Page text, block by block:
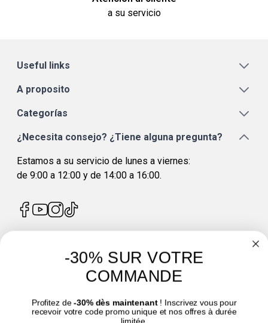
a su servicio
Useful links
A proposito
Categorías
¿Necesita consejo? ¿Tiene alguna pregunta?
Estamos a su servicio de lunes a viernes:
de 9:00 a 12:00 y de 14:00 a 16:00.
4.7/5
-30% SUR VOTRE
COMMANDE
Profitez de -30% dès maintenant! Inscrivez vous pour
recevoir votre code promo unique et nos offres à durée
limitée.